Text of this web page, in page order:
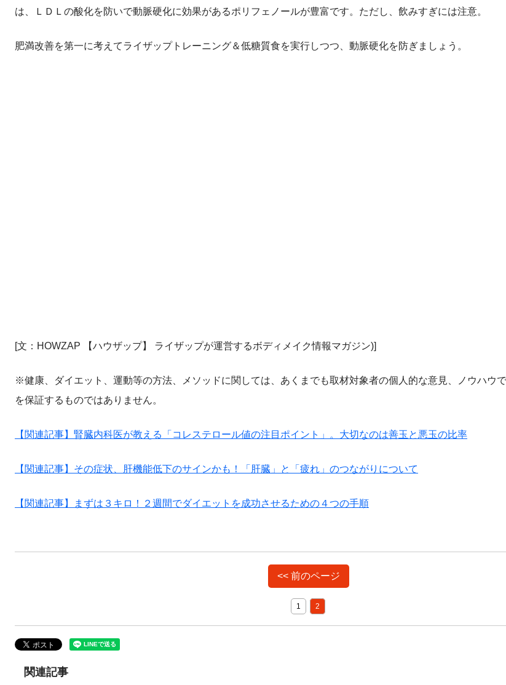
は、ＬＤＬの酸化を防いで動脈硬化に効果があるポリフェノールが豊富です。ただし、飲みすぎには注意。
肥満改善を第一に考えてライザップトレーニング＆低糖質食を実行しつつ、動脈硬化を防ぎましょう。
[文：HOWZAP 【ハウザップ】 ライザップが運営するボディメイク情報マガジン)]
※健康、ダイエット、運動等の方法、メソッドに関しては、あくまでも取材対象者の個人的な意見、ノウハウ
を保証するものではありません。
【関連記事】腎臓内科医が教える「コレステロール値の注目ポイント」。大切なのは善玉と悪玉の比率
【関連記事】その症状、肝機能低下のサインかも！「肝臓」と「疲れ」のつながりについて
【関連記事】まずは３キロ！２週間でダイエットを成功させるための４つの手順
<< 前のページ
1 2
関連記事